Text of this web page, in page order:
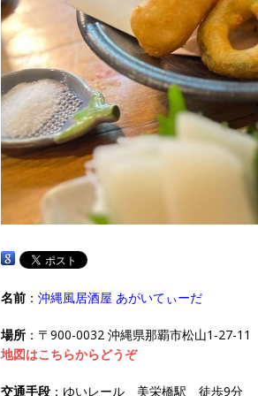
名前 ： 沖縄風居酒屋 あがいてぃーだ
場所 ：〒900-0032 沖縄県那覇市松山1-27-11
地図はこちらからどうぞ
交通手段 ：ゆいレール 美栄橋駅 徒歩9分